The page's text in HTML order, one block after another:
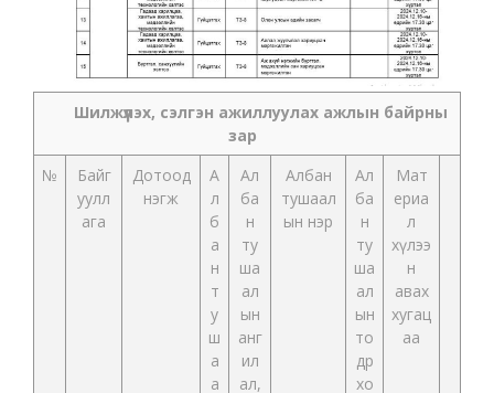
Шилжүүлэх, сэлгэн ажиллуулах ажлын байрны
зар
№
Байг
уулл
ага
Дотоод
нэгж
А
л
б
а
н
т
у
ш
а
а
Ал
ба
н
ту
ша
ал
ын
анг
ил
ал,
Албан
тушаал
ын нэр
Ал
ба
н
ту
ша
ал
ын
то
др
хо
Мат
ериа
л
хүлээ
н
авах
хугац
аа